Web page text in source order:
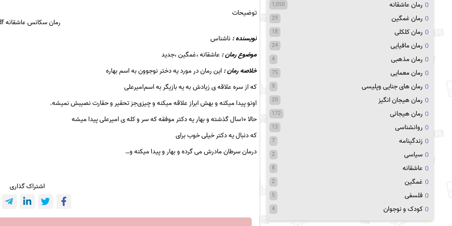
توضیحات
رمان سکانس عاشقانه
نویسنده :ناشناس
موضوع رمان : عاشقانه ،غمگین ،جدید
خلاصه رمان : این رمان در مورد یه دختر نوجوون بهاسم بهاره
که از سره علاقه ی زیادش به یهبازیگربه اسم‌امیرعلی
اونو پیدا میکنه و بهش ابراز علاقه میکنه و چیزی‌جز‌ تحقیر و حقارت نصیبش نمیشه.
حالا ۱۰سال گذشته و بهار یه دکتر موفقه که سر و کله ی امیرعلی پیدا میشه
کهدنبالیه دکتر خیلی خوب برای
درمان سرطان مادرش می گرده و بهار وپیدا میکنهو…
اشتراک گذاری
رمان عاشقانه 1,050
رمان غمگین 29
رمان کلکلی 18
رمان مافیایی 24
رمان مذهبی 4
رمان معمایی 75
رمان های جنایی وپلیسی 9
رمان هیجان انگیز 20
رمان هیجانی 172
روانشناسی 13
زندگینامه 7
سیاسی 2
عاشقانه 8
غمگین 2
فلسفی 5
کودک و نوجوان 4